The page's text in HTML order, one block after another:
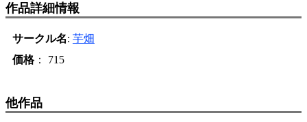
作品詳細情報
サークル名: 芋畑
価格： 715
他作品